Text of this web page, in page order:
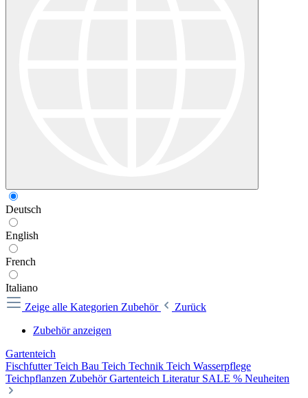
Deutsch
English
French
Italiano
Zeige alle Kategorien Zubehör
Zurück
Zubehör anzeigen
Gartenteich
FischfutterTeich Bau Teich Technik Teich Wasserpflege
Teichpflanzen ZubehörGartenteich Literatur SALE % Neuheiten